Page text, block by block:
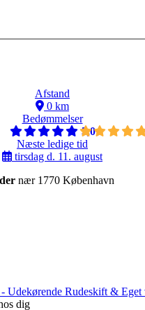
Afstand
0 km
Bedømmelser
5,0
Næste ledige tid
tirsdag d. 11. august
nær 1770 København
Udekørende Rudeskift &
dig